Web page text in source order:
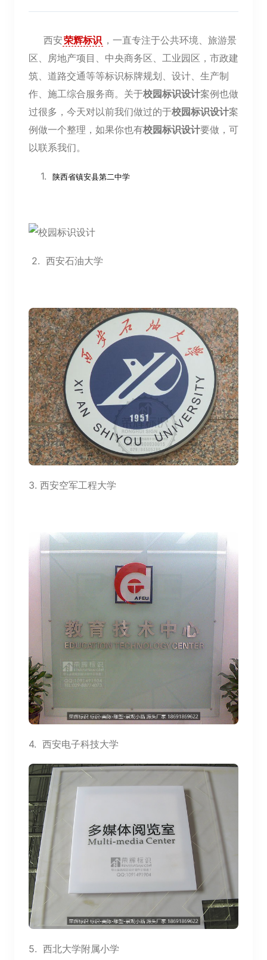
西安荣辉标识 ，一直专注于公共环境、旅游景
区、房地产项目、中央商务区、工业园区，市政建
筑、道路交通等等标识标牌规划、设计、生产制
作、施工综合服务商。关于校园标识设计案例也做
过很多，今天对以前我们做过的于校园标识设计案
例做一个整理，如果你也有校园标识设计要做，可
以联系我们。
1. 陕西省镇安县第二中学
2. 西安石油大学
3. 西安空军工程大学
4. 西安电子科技大学
5. 西北大学附属小学